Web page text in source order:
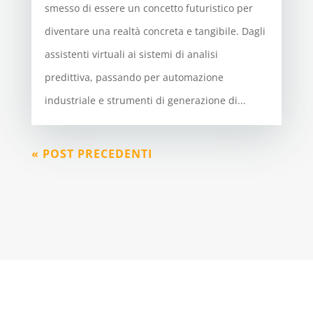
smesso di essere un concetto futuristico per
diventare una realtà concreta e tangibile. Dagli
assistenti virtuali ai sistemi di analisi
predittiva, passando per automazione
industriale e strumenti di generazione di...
« POST PRECEDENTI